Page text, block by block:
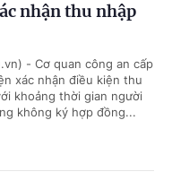
nhận thu nhập
- Cơ quan công an cấp
xác nhận điều kiện thu
khoảng thời gian người
không ký hợp đồng...